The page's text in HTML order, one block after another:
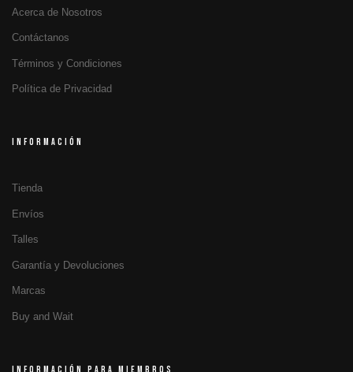
Acerca de Nosotros
Contáctanos
Términos y Condiciones
Política de Privacidad
INFORMACIÓN
Tienda
Envíos
Talles
Garantía y Devoluciones
Marcas
Buy and Wait